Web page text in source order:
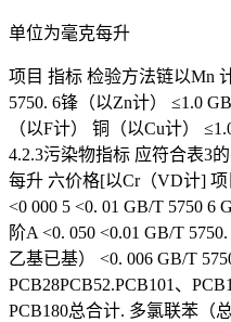
单位为毫克每升
项目 指标 检验方法链以Mn
5750. 6锋（以Zn计） ≤1.0
（以F计） 铜（以Cu计）
4.2.3污染物指标 应符合表3
每升 六价格[以Cr（VD计] 项
<0 000 5 <0. 01 GB/T 5750 6
阶A <0. 050 <0.01 GB/T
乙基已基） <0. 006 GB/T
PCB28PCB52.PCB101、
PCB180总合计. 多氯联苯（